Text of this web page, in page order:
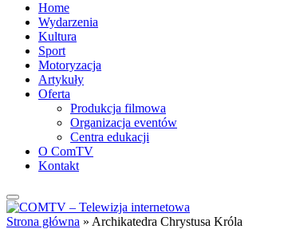
Home
Wydarzenia
Kultura
Sport
Motoryzacja
Artykuły
Oferta
Produkcja filmowa
Organizacja eventów
Centra edukacji
O ComTV
Kontakt
Strona główna » Archikatedra Chrystusa Króla